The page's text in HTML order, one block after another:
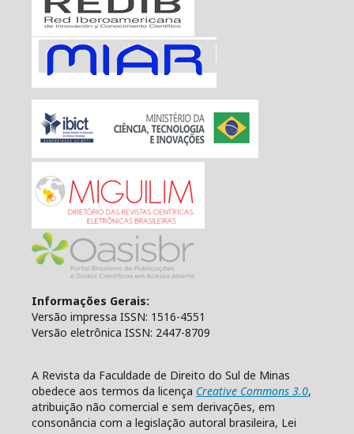
Informações Gerais:
Versão impressa ISSN: 1516-4551
Versão eletrônica ISSN: 2447-8709
A Revista da Faculdade de Direito do Sul de Minas
obedece aos termos da licença Creative Commons 3.0,
atribuição não comercial e sem derivações, em
consonância com a legislação autoral brasileira, Lei